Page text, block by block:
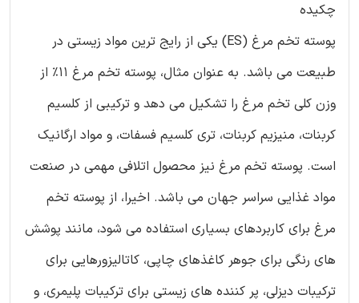
چکیده
پوسته تخم مرغ (ES) یکی از رایج ترین مواد زیستی در
طبیعت می باشد. به عنوان مثال، پوسته تخم مرغ 11% از
وزن کلی تخم مرغ را تشکیل می دهد و ترکیبی از کلسیم
کربنات، منیزیم کربنات، تری کلسیم فسفات، و مواد ارگانیک
است. پوسته تخم مرغ نیز محصول اتلافی مهمی در صنعت
مواد غذایی سراسر جهان می باشد. اخیرا، از پوسته تخم
مرغ برای کاربردهای بسیاری استفاده می شود، مانند پوشش
های رنگی برای جوهر کاغذهای چاپی، کاتالیزورهایی برای
ترکیبات دیزلی، پر کننده های زیستی برای ترکیبات پلیمری، و